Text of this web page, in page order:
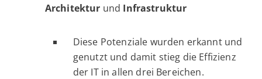
Architektur und Infrastruktur
Diese Potenziale wurden erkannt und
genutzt und damit stieg die Effizienz
der IT in allen drei Bereichen.